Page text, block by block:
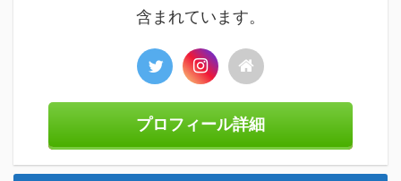
含まれています。
プロフィール詳細